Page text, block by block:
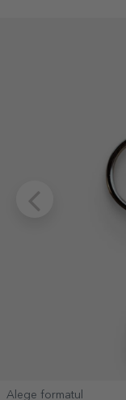
Alege formatul